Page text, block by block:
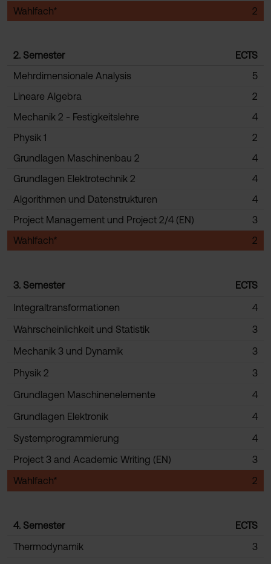
Wahlfach* 2
2. Semester
ECTS
Mehrdimensionale Analysis
5
Lineare Algebra
2
Mechanik 2 - Festigkeitslehre
4
Physik 1
2
Grundlagen Maschinenbau 2
4
Grundlagen Elektrotechnik 2
4
Algorithmen und Datenstrukturen
4
Project Management und Project 2/4 (EN)
3
Wahlfach*
2
3. Semester ECTS
Integraltransformationen
4
Wahrscheinlichkeit und Statistik
3
Mechanik 3 und Dynamik
3
Physik 2
3
Grundlagen Maschinenelemente
4
Grundlagen Elektronik
4
Systemprogrammierung
4
Project 3 and Academic Writing (EN)
3
Wahlfach*
2
4. Semester
ECTS
Thermodynamik
3